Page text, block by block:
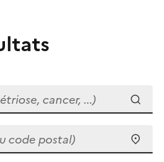
cancer, ...)
postal)